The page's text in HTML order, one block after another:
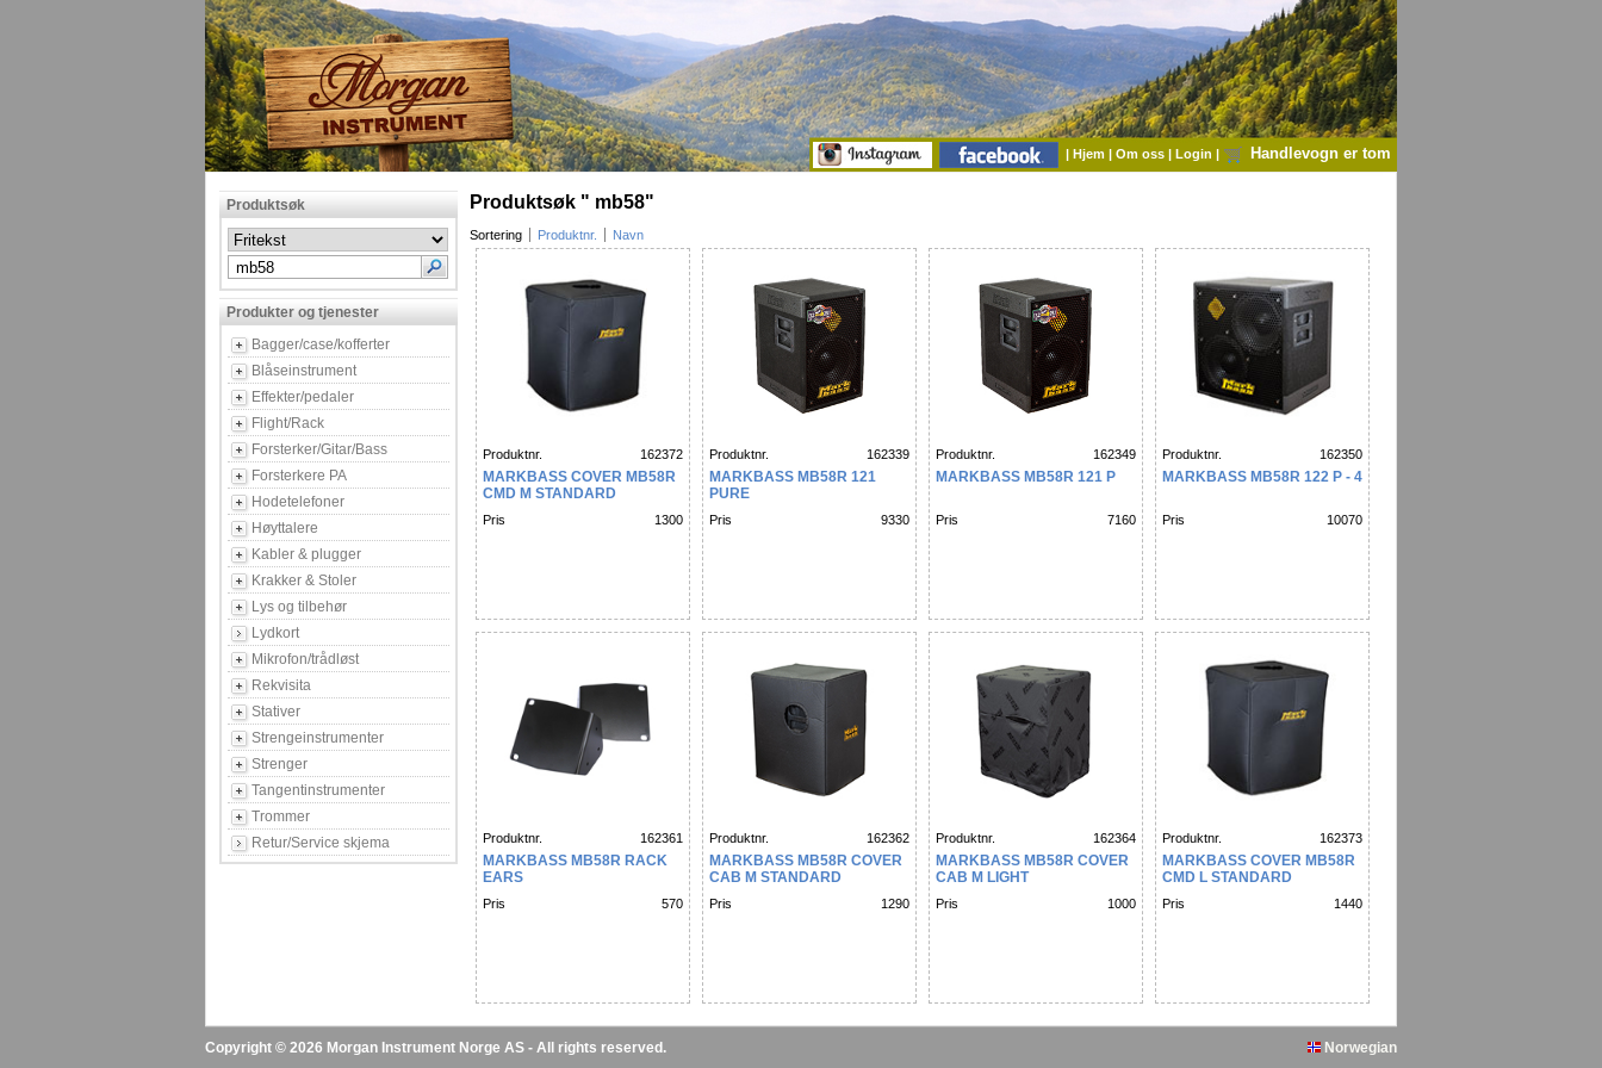
| Hjem | Om oss | Login | Handlevogn er tom
Produktsøk
Produkter og tjenester
Bagger/case/kofferter
Blåseinstrument
Effekter/pedaler
Flight/Rack
Forsterker/Gitar/Bass
Forsterkere PA
Hodetelefoner
Høyttalere
Kabler & plugger
Krakker & Stoler
Lys og tilbehør
Lydkort
Mikrofon/trådløst
Rekvisita
Stativer
Strengeinstrumenter
Strenger
Tangentinstrumenter
Trommer
Retur/Service skjema
Produktsøk " mb58"
Sortering Produktnr. Navn
Produktnr. 162372
MARKBASS COVER MB58R
CMD M STANDARD
Pris 1300
Produktnr. 162339
MARKBASS MB58R 121
PURE
Pris 9330
Produktnr. 162349
MARKBASS MB58R 121 P
Pris 7160
Produktnr. 162350
MARKBASS MB58R 122 P - 4
Pris 10070
Produktnr. 162361
MARKBASS MB58R RACK
EARS
Pris 570
Produktnr. 162362
MARKBASS MB58R COVER
CAB M STANDARD
Pris 1290
Produktnr. 162364
MARKBASS MB58R COVER
CAB M LIGHT
Pris 1000
Produktnr. 162373
MARKBASS COVER MB58R
CMD L STANDARD
Pris 1440
Copyright © 2026 Morgan Instrument Norge AS - All rights reserved. Norwegian